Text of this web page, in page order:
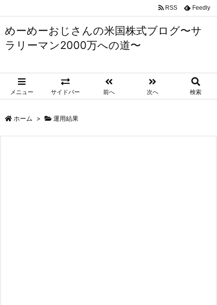
めーめーおじさんの米国株式ブログ〜サ
ラリーマン2000万への道〜
メニュー サイドバー 前へ 次へ 検索
RSS Feedly
ホーム > 運用結果